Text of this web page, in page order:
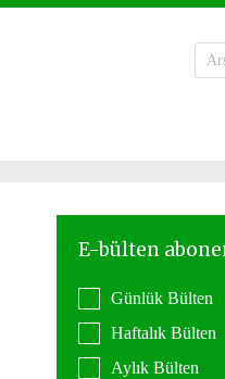
Günlük Bülten
Haftalık Bülten
Aylık Bülten